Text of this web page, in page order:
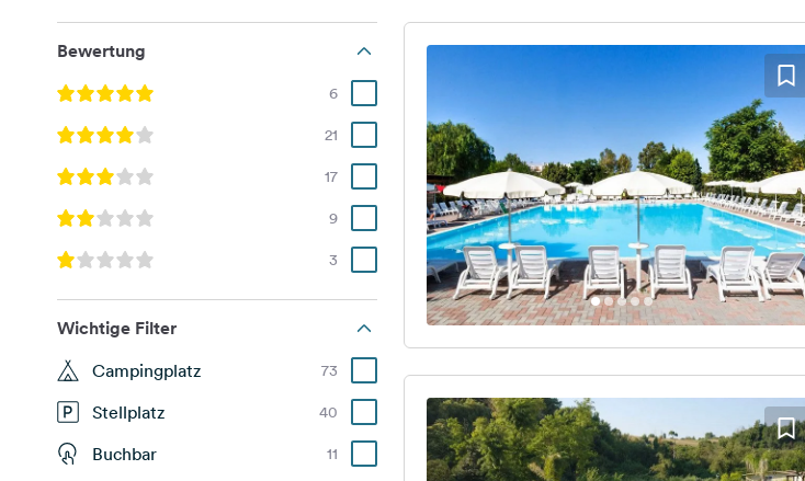
Bewertung
6
21
17
9
3
Wichtige Filter
Campingplatz 73
Stellplatz 40
Buchbar 11